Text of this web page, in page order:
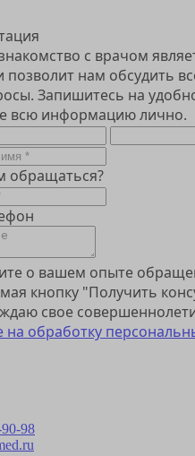
с врачом
позволит нам обсудить
Запишитесь на
всю информацию лично.
обращаться?
о вашем опыте
кнопку "Получить
свое
на обработку
98